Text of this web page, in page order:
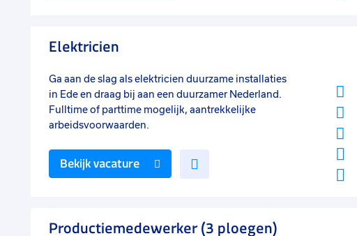
Elektricien
Ga aan de slag als elektricien duurzame installaties
in Ede en draag bij aan een duurzamer Nederland.
Fulltime of parttime mogelijk, aantrekkelijke
arbeidsvoorwaarden.
Bekijk vacature
Productiemedewerker (3 ploegen)